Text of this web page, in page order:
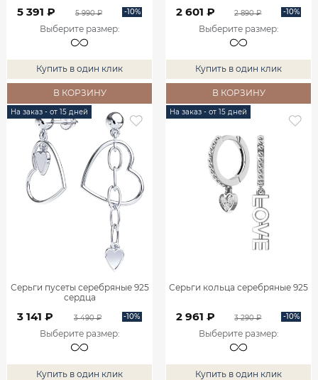
5 391 ₽ 5 990 ₽ -10%
Выберите размер:
Купить в один клик
В КОРЗИНУ
2 601 ₽ 2 890 ₽ -10%
Выберите размер:
Купить в один клик
В КОРЗИНУ
На заказ - от 15 дней
Серьги пусеты серебряные 925
сердца
3 141 ₽ 3 490 ₽ -10%
Выберите размер:
Купить в один клик
На заказ - от 15 дней
Серьги кольца серебряные 925
2 961 ₽ 3 290 ₽ -10%
Выберите размер:
Купить в один клик